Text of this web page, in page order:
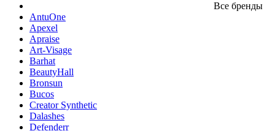
Все бренды
AntuOne
Apexel
Apraise
Art-Visage
Barhat
BeautyHall
Bronsun
Bucos
Creator Synthetic
Dalashes
Defenderr